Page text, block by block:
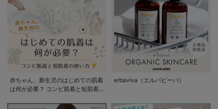
赤ちゃん、新生児のはじめての肌着
は何が必要？ コンビ肌着と短肌着
erbaviva（エルバビーバ）